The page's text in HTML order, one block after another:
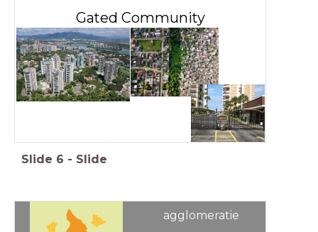
Gated Community
Slide 6 - Slide
agglomeratie